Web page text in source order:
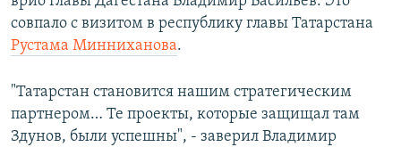
совпало с визитом в республику главы Татарстана
Рустама Минниханова.
"Татарстан становится нашим стратегическим
партнером… Те проекты, которые защищал там
Здунов, были успешны", - заверил Владимир